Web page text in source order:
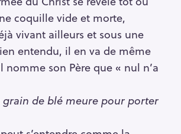
coquille vide et morte,
vivant ailleurs et sous une
entendu, il en va de même
nomme son Père que « nul n’a
de blé meure pour porter